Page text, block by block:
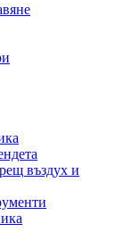
въздух и